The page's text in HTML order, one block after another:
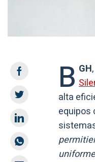
B GH
alta
equipos